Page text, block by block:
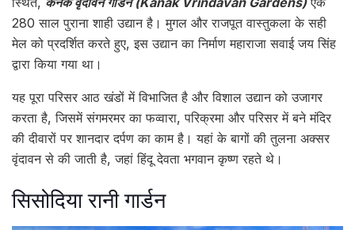
280 साल पुराना शाही उद्यान है। मुगल और राजपूत वास्तुकला के सही
मेल को प्रदर्शित करते हुए, इस उद्यान का निर्माण महाराजा सवाई जय सिंह
द्वारा किया गया था।
यह पूरा परिसर आठ खंडों में विभाजित है और विशाल उद्यान को उजागर
करता है, जिसमें संगमरमर का फव्वारा, परिक्रमा और परिसर में बने मंदिर
की दीवारों पर शानदार दर्पण का काम है। यहां के बागों की तुलना अक्सर
वृंदावन से की जाती है, जहां हिंदू देवता भगवान कृष्ण रहते थे।
सिसोदिया रानी गार्डन